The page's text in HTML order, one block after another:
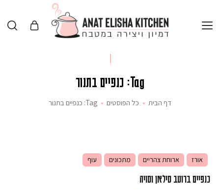
Tag: כנפיים בתנור
דף הבית כל הפוסטים Tag: כנפיים בתנור
אורז ארוחת צהריים מתכונים עוף
כנפיים ברוטב סילאן וסויה